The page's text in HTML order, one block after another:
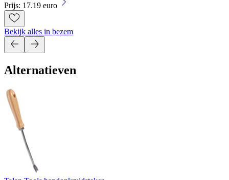
Prijs: 17.19 euro
Bekijk alles in bezem
Alternatieven